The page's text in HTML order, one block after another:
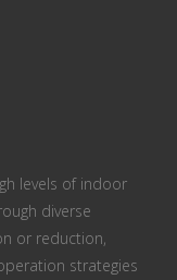
levels of indoor
diverse
or reduction,
strategies